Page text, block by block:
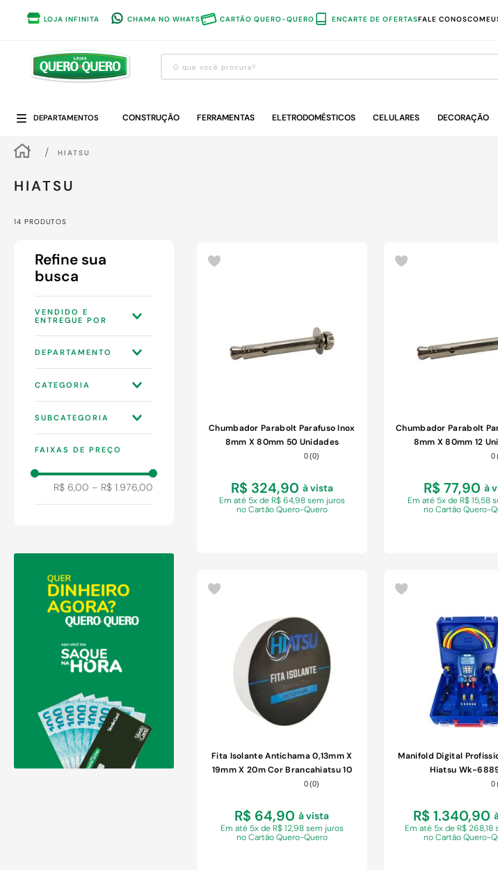
LOJA INFINITA CHAMA NO WHATS CARTÃO QUERO-QUERO ENCARTE DE OFERTASFALE CONOSCO
O que você procura?
DEPARTAMENTOS CONSTRUÇÃO FERRAMENTAS ELETRODOMÉSTICOS CELULARES DECORAÇÃO
HIATSU
HIATSU
14 PRODUTOS
3P
DEPARTAMENTO
COMÉRCIO
AUTOMOTIVOS
CATEGORIA
AUTOMOTIVOS
FERRAGENS
FERRAMENTAS
PEÇAS E
ACESSÓRIOS PARA
AR CONDICIONADO
SUBCATEGORIA
FERRAMENTAS DE
FAIXAS DE PREÇO
R$ 6,00 – R$ 1.976,00
Chumbador Parabolt Parafuso Inox
8mm X 80mm 50 Unidades
0(0)
R$ 324,90 à vista
Em até 5x de R$ 64,98 sem juros
no Cartão Quero-Quero
COMPRAR
Chumbador Parabolt
8mm X 80mm 12
0
R$ 77,90 à
Ematé 5x de R$ 15,58
no Cartão Quero-
COMPRAR
Fita Isolante Antichama 0,13mm X
19mm X 20m Cor Brancahiatsu 10
0(0)
R$ 64,90 à vista
Em até 5x de R$ 12,98 sem juros
no Cartão Quero-Quero
Manifold Digital
Hiatsu Wk-
0
R$ 1.340,90
Ematé 5x de R$ 268,18
no Cartão Quero-
1º
guarda roupa
forro pvc